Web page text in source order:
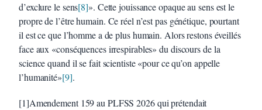
d’exclure le sens[8]». Cette jouissance opaque au sens est le
propre de l’être humain. Ce réel n’est pas génétique, pourtant
il est ce que l’homme a de plus humain. Alors restons éveillés
face aux «conséquences irrespirables» du discours de la
science quand il se fait scientiste «pour ce qu’on appelle
l’humanité»[9].
[1]Amendement 159 au PLFSS 2026 qui prétendait